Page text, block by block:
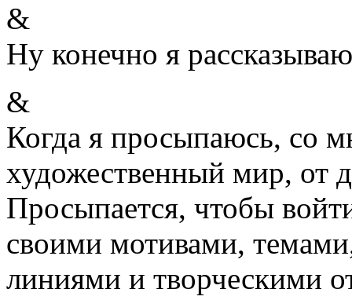
&
Ну конечно я
&
Когда я просыпаюсь, со
художественный мир, от
Просыпается, чтобы
своими мотивами,
линиями и творческими